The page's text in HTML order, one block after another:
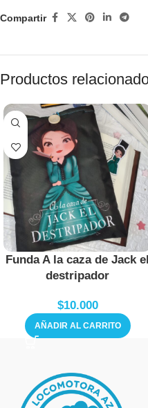
Compartir
Productos
Funda A la caza de Jack el
destripador
$10.000
AÑADIR AL CARRITO